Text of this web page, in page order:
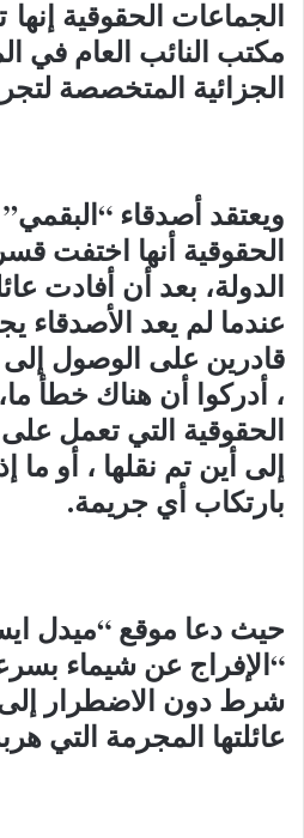
الجماعات الحقوقية
مكتب النائب العام في
الجزائية المتخصصة
ويعتقد أصدقاء
الحقوقية أنها اختفت
الدولة، بعد أن أفادت
عندما لم يعد الأصدقاء
قادرين على الوصول
، أدركوا أن هناك خطأ
الحقوقية التي تعمل
إلى أين تم نقلها ، أو ما
بارتكاب أي جريمة.
حيث دعا موقع “ميدل
“الإفراج عن شيماء
شرط دون الاضطرار
عائلتها المجرمة التي